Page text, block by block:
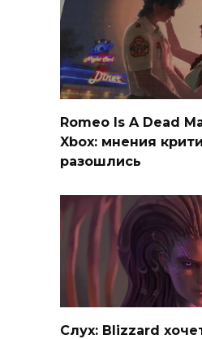
Romeo Is A Dead
Xbox: мнения
разошлись
Слух: Blizzard